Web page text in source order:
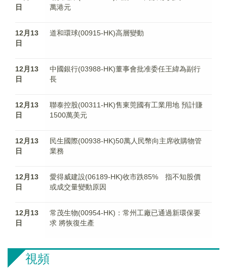
日
萬港元
12月13
日
道和環球(00915-HK)高層變動
12月13
日
中國銀行(03988-HK)董事會批准委任王緯為副行
長
12月13
日
聯泰控股(00311-HK)售東莞國有工業用地 預計賺
1500萬美元
12月13
日
民生國際(00938-HK)50萬人民幣向主席收購物管
業務
12月13
日
愛得威建設(06189-HK)收市跌85% 指不知股價
或成交量變動原因
12月13
日
常茂生物(00954-HK)：常州工廠已通過新環保要
求 將恢復生產
視頻